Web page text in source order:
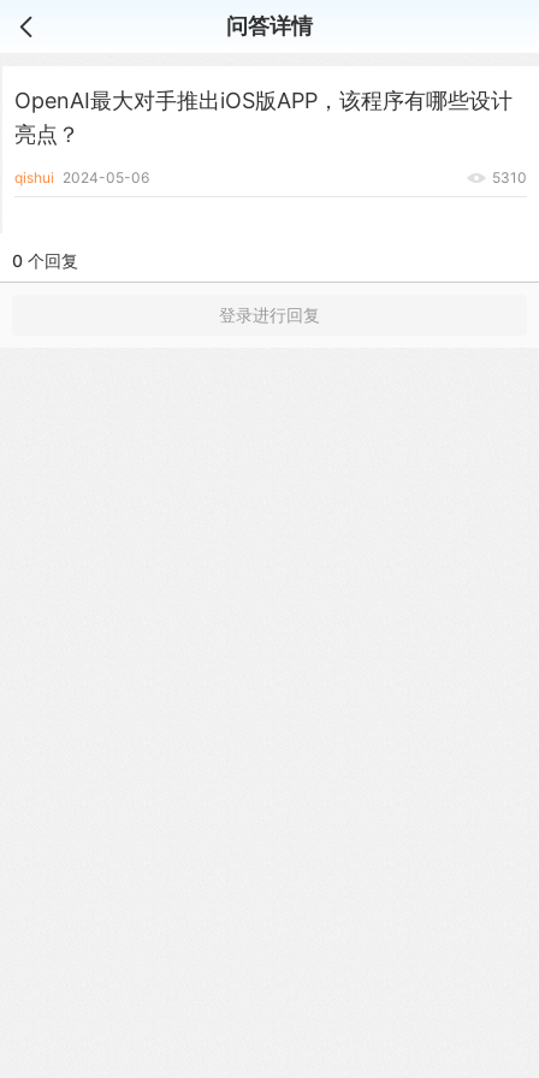
问答详情
OpenAI最大对手推出iOS版APP，该程序有哪些设计
亮点？
qishui 2024-05-06 5310
0 个回复
登录进行回复